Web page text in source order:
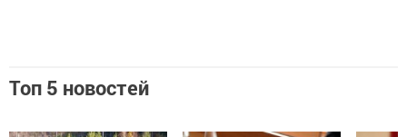
Топ 5 новостей